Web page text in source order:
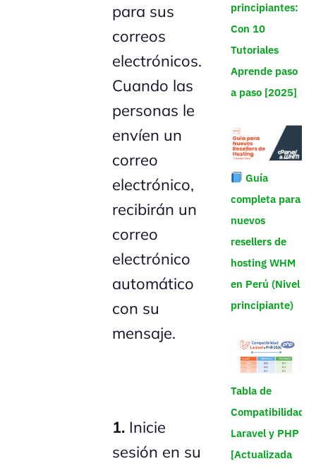
para sus
correos
electrónicos.
Cuando las
personas le
envíen un
correo
electrónico,
recibirán un
correo
electrónico
automático
con su
mensaje.
1. Inicie
sesión en su
principiantes:
Con 10
Tutoriales
Aprende paso
a paso [2025]
Guía
completa para
nuevos
resellers de
hosting WHM
en Perú (Nivel
principiante)
Tabla de
Compatibilidad
Laravel y PHP
[Actualizada